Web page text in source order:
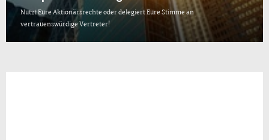
Nutzt Eure Aktionärsrechte oder delegiert Eure Stimme an
vertrauenswürdige Vertreter!